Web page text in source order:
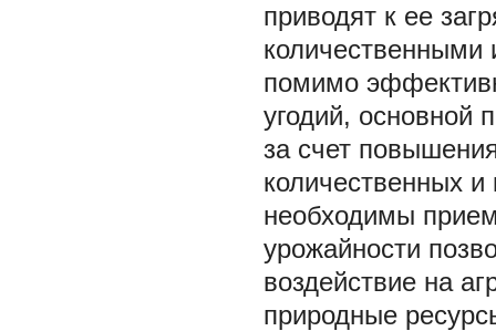
приводят к ее
количественными
помимо
угодий, основной
за счет
количественных и
необходимы
урожайности
воздействие на
природные